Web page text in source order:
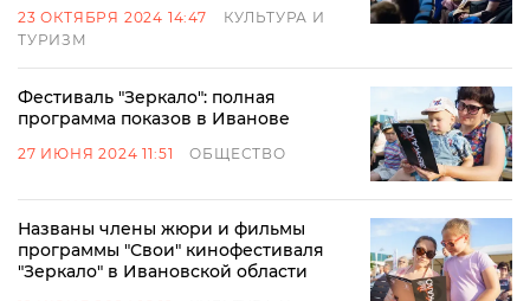
23 ОКТЯБРЯ 2024 14:47
КУЛЬТУРА И
ТУРИЗМ
Фестиваль "Зеркало": полная
программа показов в Иванове
27 ИЮНЯ 2024 11:51 ОБЩЕСТВО
Названы члены жюри и фильмы
программы "Свои" кинофестиваля
"Зеркало" в Ивановской области